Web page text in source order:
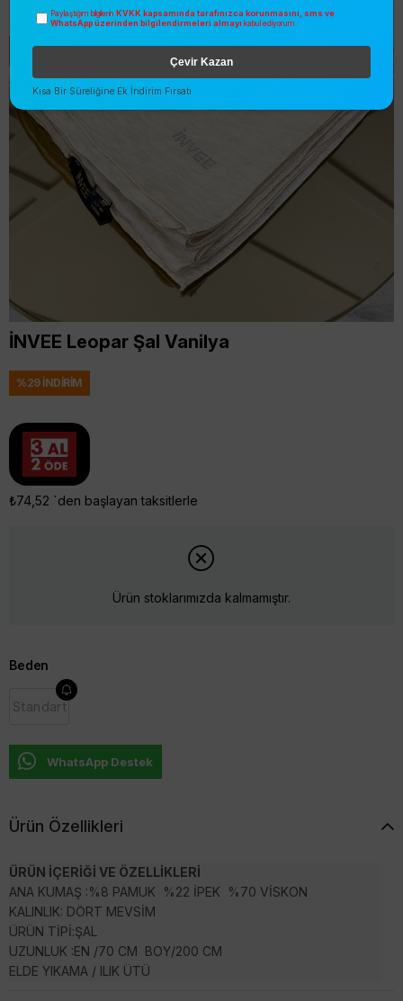
İNVEE Leopar Şal Vanilya
%29İNDIRIM
₺74,52 `den başlayan taksitlerle
Ürün stoklarımızda kalmamıştır.
Beden
Standart
WhatsApp Destek
Ürün Özellikleri
ÜRÜN İÇERİĞİ VE ÖZELLİKLERİ
ANA KUMAŞ :%8 PAMUK %22 İPEK %70 VİSKON
KALINLIK: DÖRT MEVSİM
ÜRÜN TİPİ:ŞAL
UZUNLUK :EN /70 CM BOY/200 CM
ELDE YIKAMA / ILIK ÜTÜ
Paylaştığım bilgilerin KVKK kapsamında tarafınızca korunmasını, sms ve
WhatsApp üzerinden bilgilendirmeleri almayı kabul ediyorum.
Çevir Kazan
Kısa Bir Süreliğine Ek İndirim Fırsatı